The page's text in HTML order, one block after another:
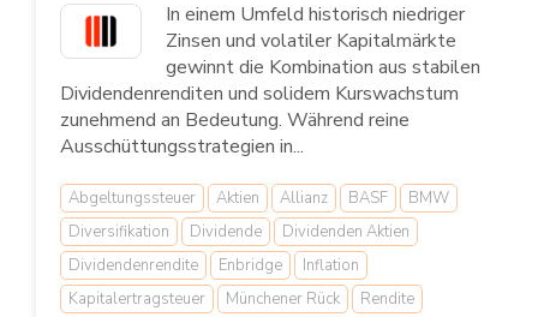
In einem Umfeld historisch niedriger
Zinsen und volatiler Kapitalmärkte
gewinnt die Kombination aus stabilen
Dividendenrenditen und solidem Kurswachstum
zunehmend an Bedeutung. Während reine
Ausschüttungsstrategien in...
Abgeltungssteuer Aktien Allianz BASF
BMW
Diversifikation
Dividende
Dividenden Aktien
Dividendenrendite
Enbridge
Inflation
Kapitalertragsteuer
Münchener Rück
Rendite